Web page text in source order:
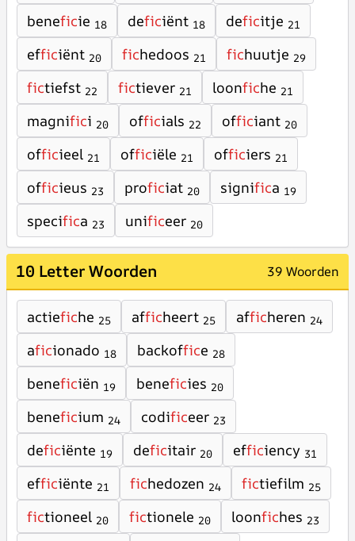
beneficie 18 deficiënt 18 deficitje 21
efficiënt 20 fichedoos 21 fichuutje 29
fictiefst 22 fictiever 21 loonfiche 21
magnifici 20 officials 22 officiant 20
officieel 21 officiële 21 officiers 21
officieus 23 proficiat 20 significa 19
specifica 23 unificeer 20
10 Letter Woorden 39 Woorden
actiefiche 25 afficheert 25 afficheren 24
aficionado 18 backoffice 28
beneficiën 19 beneficies 20
beneficium 24 codificeer 23
deficiënte 19 deficitair 20 efficiency 31
efficiënte 21 fichedozen 24 fictiefilm 25
fictioneel 20 fictionele 20 loonfiches 23